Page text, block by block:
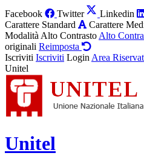
Facebook Twitter Linkedin
Carattere Standard
Carattere
Modalità Alto Contrasto Alto
originali Reimposta
Iscriviti Iscriviti Login Area
Unitel
Unitel